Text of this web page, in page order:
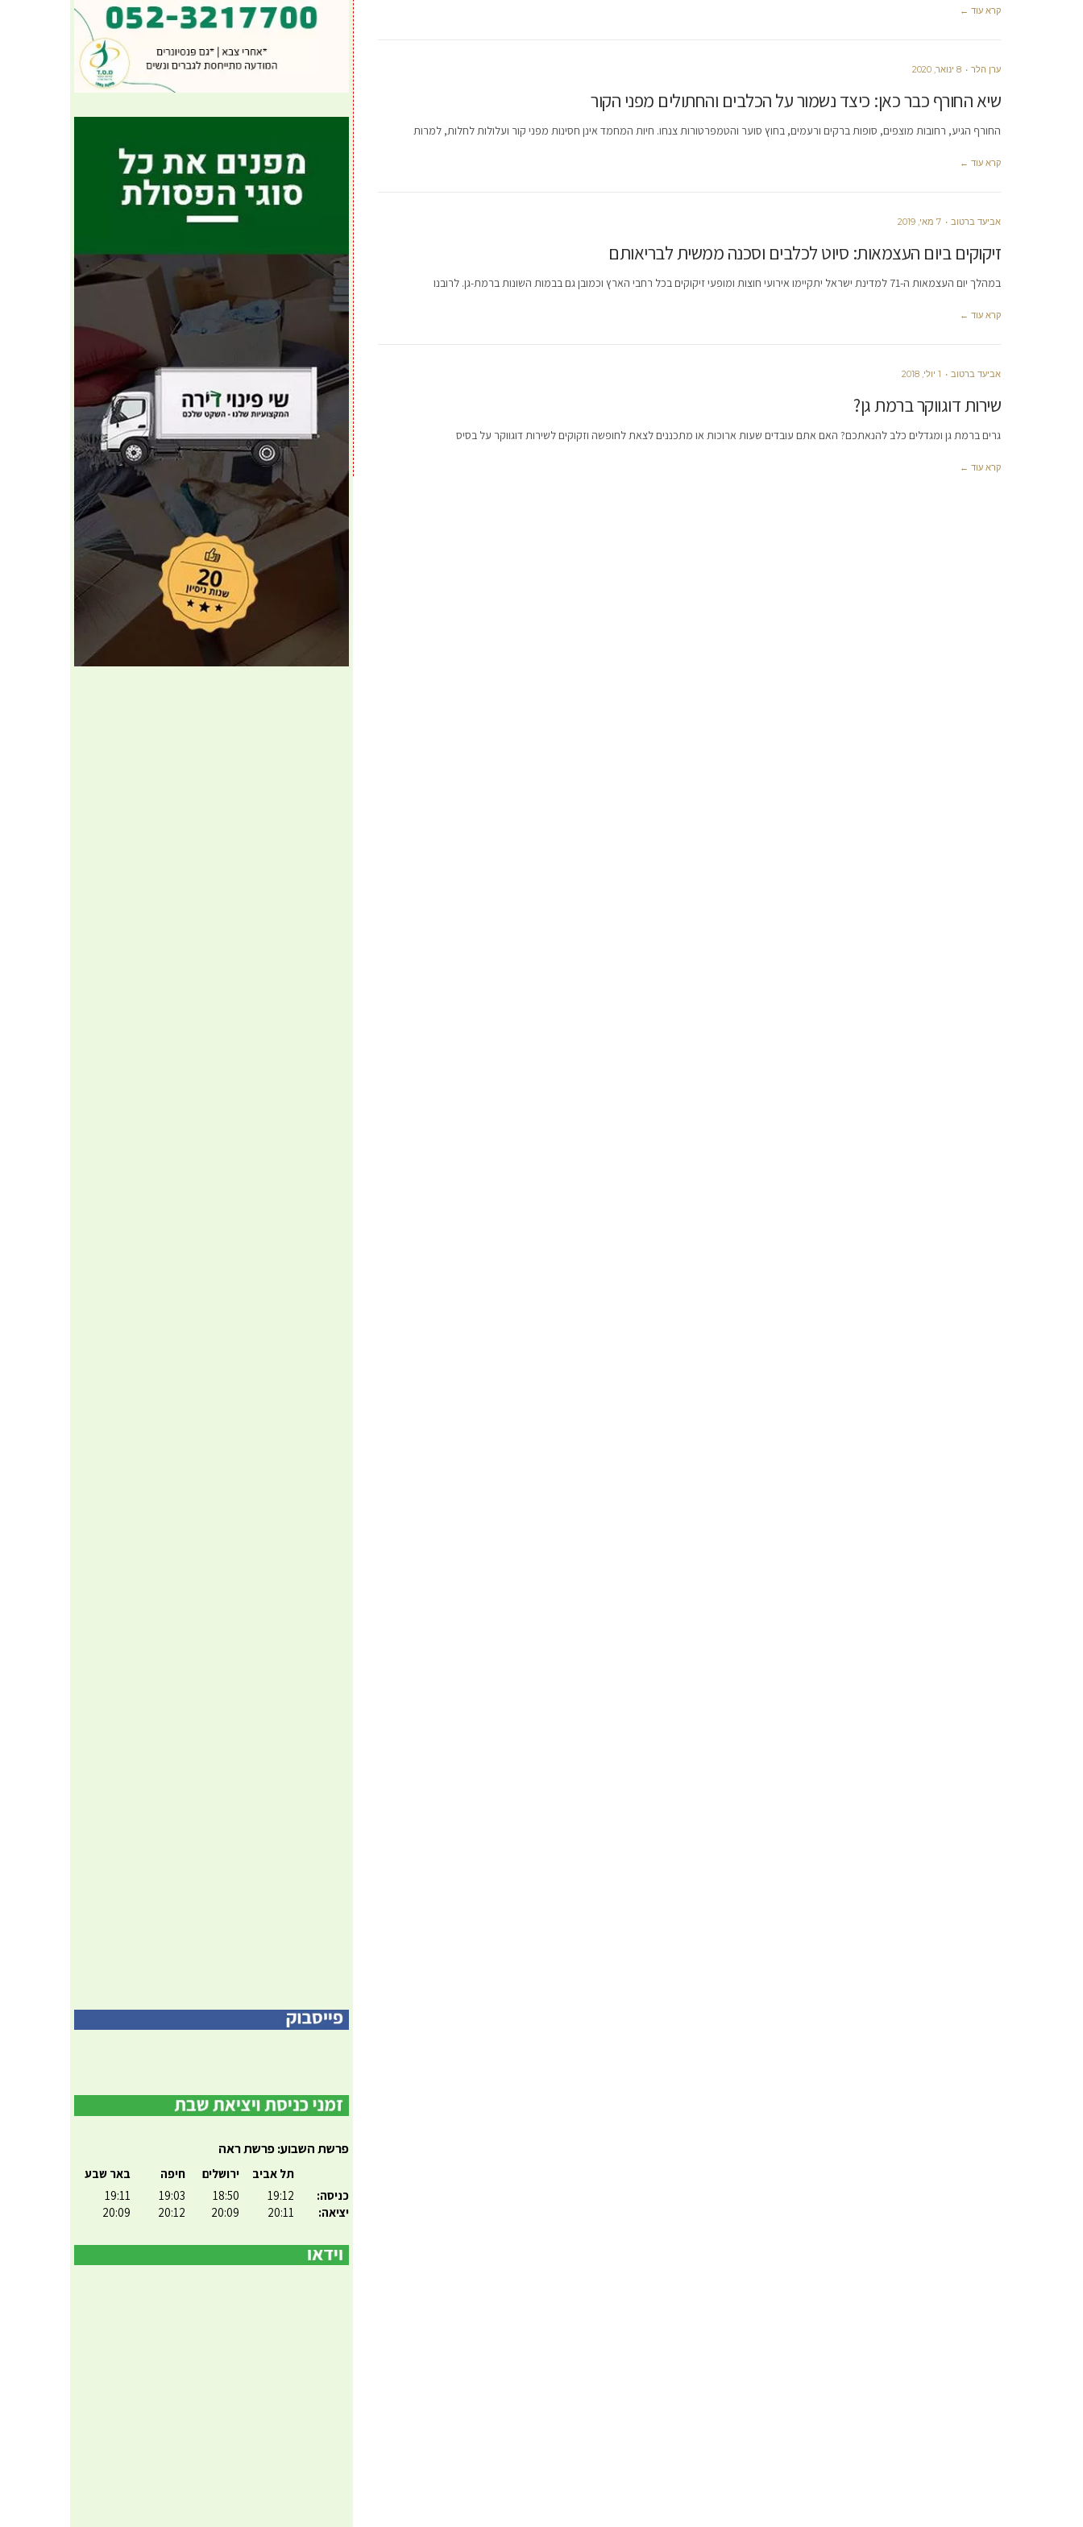
קרא עוד ←
ערן הלר 8 ינואר, 2020
שיא החורף כבר כאן: כיצד נשמור על הכלבים והחתולים מפני הקור
החורף הגיע, רחובות מוצפים, סופות ברקים ורעמים, בחוץ סוער והטמפרטורות צנחו. חיות המחמד אינן חסינות מפני קור ועלולות לחלות, למרות
קרא עוד ←
אביעד ברטוב 7 מאי, 2019
זיקוקים ביום העצמאות: סיוט לכלבים וסכנה ממשית לבריאותם
במהלך יום העצמאות ה-71 למדינת ישראל יתקיימו אירועי חוצות ומופעי זיקוקים בכל רחבי הארץ וכמובן גם בבמות השונות ברמת-גן. לרובנו
קרא עוד ←
אביעד ברטוב 1 יולי, 2018
שירות דוגווקר ברמת גן?
גרים ברמת גן ומגדלים כלב להנאתכם? האם אתם עובדים שעות ארוכות או מתכננים לצאת לחופשה וזקוקים לשירות דוגווקר על בסיס
קרא עוד ←
פרשת השבוע: פרשת ראה
כניסה:
יציאה:
תל אביב
19:12
20:11
ירושלים
18:50
20:09
חיפה
19:03
20:12
באר שבע
19:11
20:09